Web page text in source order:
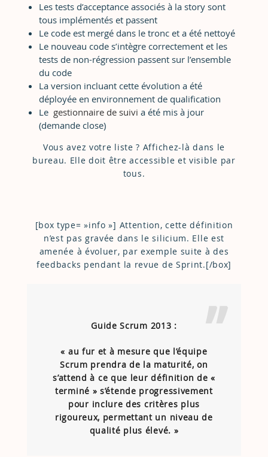
Les tests d’acceptance associés à la story sont
tous implémentés et passent
Le code est mergé dans le tronc et a été nettoyé
Le nouveau code s’intègre correctement et les
tests de non-régression passent sur l’ensemble
du code
La version incluant cette évolution a été
déployée en environnement de qualification
Le gestionnaire de suivi a été mis à jour
(demande close)
Vous avez votre liste ? Affichez-là dans le
bureau. Elle doit être accessible et visible par
tous.
[box type= »info »] Attention, cette définition
n’est pas gravée dans le silicium. Elle est
amenée à évoluer, par exemple suite à des
feedbacks pendant la revue de Sprint.[/box]
Guide Scrum 2013 :
« au fur et à mesure que l’équipe
Scrum prendra de la maturité, on
s’attend à ce que leur définition de «
terminé » s’étende progressivement
pour inclure des critères plus
rigoureux, permettant un niveau de
qualité plus élevé. »